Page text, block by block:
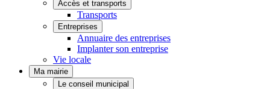
Accès et transports
Transports
Entreprises
Annuaire des entreprises
Implanter son entreprise
Vie locale
Ma mairie
Le conseil municipal